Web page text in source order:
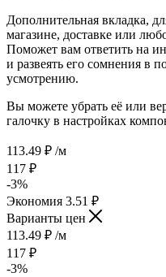
Дополнительная вкладка,
магазине, доставке или
Поможет вам ответить на
и развеять его сомнения в
усмотрению.
Вы можете убрать её или
галочку в настройках
113.49 ₽ /м
117 ₽
-3%
Экономия 3.51 ₽
Варианты цен
113.49 ₽ /м
117 ₽
-3%